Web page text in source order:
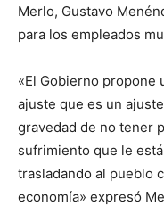
Merlo, Gustavo
para los empleados
«El Gobierno propone
ajuste que es un
gravedad de no tener
sufrimiento que le
trasladando al pueblo
economía» expresó